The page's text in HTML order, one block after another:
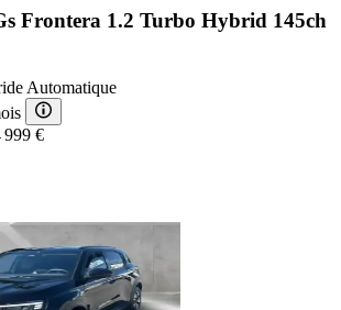
Frontera 1.2 Turbo Hybrid 145ch
Automatique
999 €